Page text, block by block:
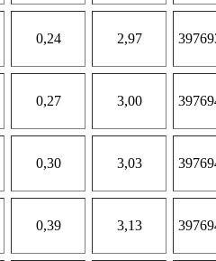
0,24 2,97
0,27 3,00
0,30 3,03
0,39 3,13